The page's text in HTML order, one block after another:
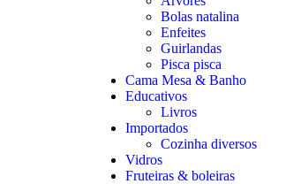
Bolas natalina
Enfeites
Guirlandas
Pisca pisca
Cama Mesa & Banho
Educativos
Livros
Importados
Cozinha diversos
Vidros
Fruteiras & boleiras